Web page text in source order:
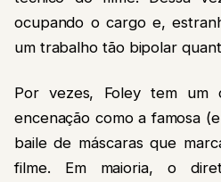
ocupando o cargo e,
um trabalho tão bipolar
Por vezes, Foley tem um
encenação como a famosa
baile de máscaras que
filme. Em maioria, o